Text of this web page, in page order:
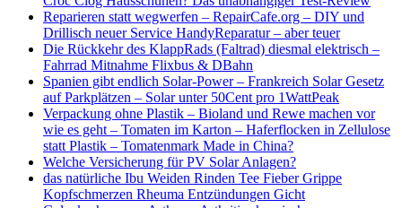
Reparieren statt wegwerfen – RepairCafe.org – DIY und
Drillisch neuer Service HandyReparatur – aber teuer
Die Rückkehr des KlappRads (Faltrad) diesmal elektrisch –
Fahrrad Mitnahme Flixbus & DBahn
Spanien gibt endlich Solar-Power – Frankreich Solar Gesetz
auf Parkplätzen – Solar unter 50Cent pro 1WattPeak
Verpackung ohne Plastik – Bioland und Rewe machen vor
wie es geht – Tomaten im Karton – Haferflocken in Zellulose
statt Plastik – Tomatenmark Made in China?
Welche Versicherung für PV Solar Anlagen?
das natürliche Ibu Weiden Rinden Tee Fieber Grippe
Kopfschmerzen Rheuma Entzündungen Gicht